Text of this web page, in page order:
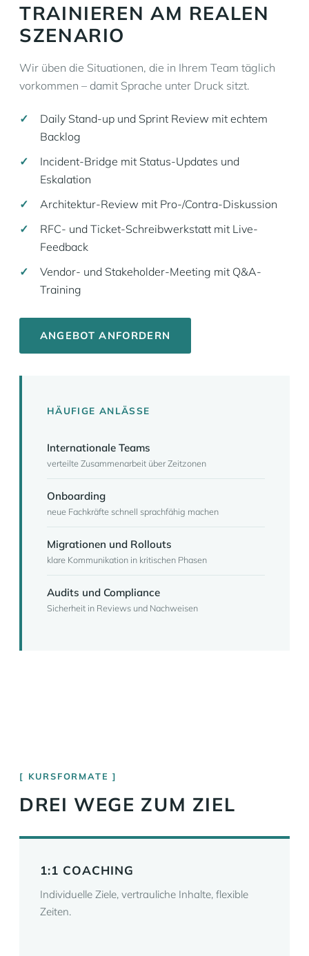
TRAINIEREN AM REALEN
SZENARIO
Wir üben die Situationen, die in Ihrem Team täglich
vorkommen – damit Sprache unter Druck sitzt.
Daily Stand-up und Sprint Review mit echtem
Backlog
Incident-Bridge mit Status-Updates und
Eskalation
Architektur-Review mit Pro-/Contra-Diskussion
RFC- und Ticket-Schreibwerkstatt mit Live-
Feedback
Vendor- und Stakeholder-Meeting mit Q&A-
Training
ANGEBOT ANFORDERN
HÄUFIGE ANLÄSSE
Internationale Teams
verteilte Zusammenarbeit über Zeitzonen
Onboarding
neue Fachkräfte schnell sprachfähig machen
Migrationen und Rollouts
klare Kommunikation in kritischen Phasen
Audits und Compliance
Sicherheit in Reviews und Nachweisen
KURSFORMATE
DREI WEGE ZUM ZIEL
1:1 COACHING
Individuelle Ziele, vertrauliche Inhalte, flexible
Zeiten.